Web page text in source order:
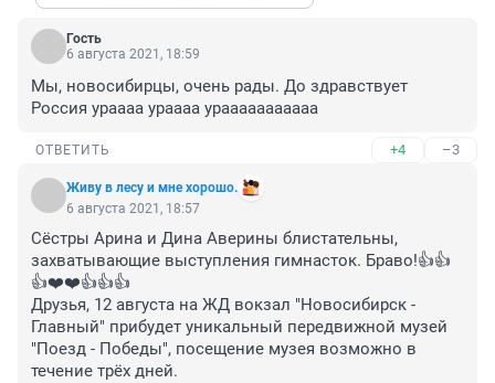
Гость
6 августа 2021, 18:59
Мы, новосибирцы, очень рады. До здравствует
Россия ураааа ураааа урааааааааааа
ОТВЕТИТЬ +4 –3
Живу в лесу и мне хорошо.
6 августа 2021, 18:57
Сёстры Арина и Дина Аверины блистательны,
захватывающие выступления гимнасток. Браво!👍👍
👍❤️❤️👍👍👍
Друзья, 12 августа на ЖД вокзал "Новосибирск -
Главный" прибудет уникальный передвижной музей
"Поезд - Победы", посещение музея возможно в
течение трёх дней.